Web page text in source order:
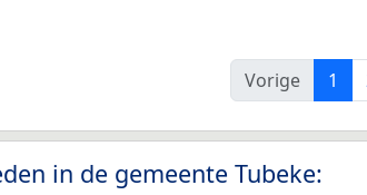
Vorige
1
in de gemeente Tubeke: